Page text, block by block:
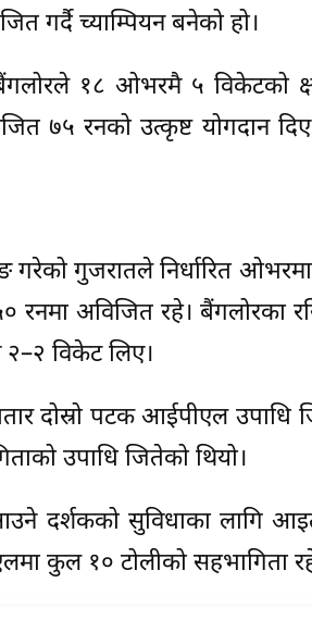
गर्दै च्याम्पियन बनेको हो।
१८ ओभरमै ५ विकेटको
७५ रनको उत्कृष्ट योगदान
गरेको गुजरातले निर्धारित
रनमा अविजित रहे।
विकेट लिए।
दोस्रो पटक आईपीएल
उपाधि जितेको थियो।
दर्शकको सुविधाका लागि
कुल १० टोलीको सहभागिता